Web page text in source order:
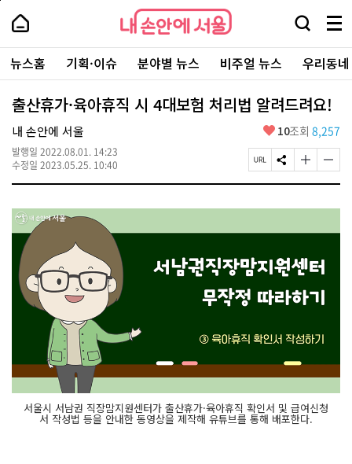
본
로
가
내
손
안
에
서
울
-
서
울
시
대
표
소
포
털
내
손
에
울
검
창
열
기
메
뉴
전
체
보
주
요
서
뉴스홈 기획·이슈 분야별 뉴스 비주얼 뉴스 우리동
출산휴가·육아휴직 시 4대보험 처리법 알려드려요!
내 손안에 서울
발행일 2022.08.01. 14:23
수정일 2023.05.25. 10:40
좋
요
10조회 8,257
페
이
U
L
사
S
N
공
하
글
자
기
게
경
하
기
글
자
기
게
서울시 서남권 직장맘지원센터가 출산휴가·육아휴직 확인서 및 급여신청
서 작성법 등을 안내한 동영상을 제작해 유튜브를 통해 배포한다.
페
상
단
로